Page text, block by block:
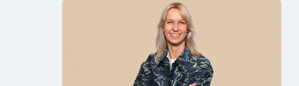
Hermsen, themaregisseur bij NLwerkt aanwerk,
lang niet altijd met een nieuwe vacature.